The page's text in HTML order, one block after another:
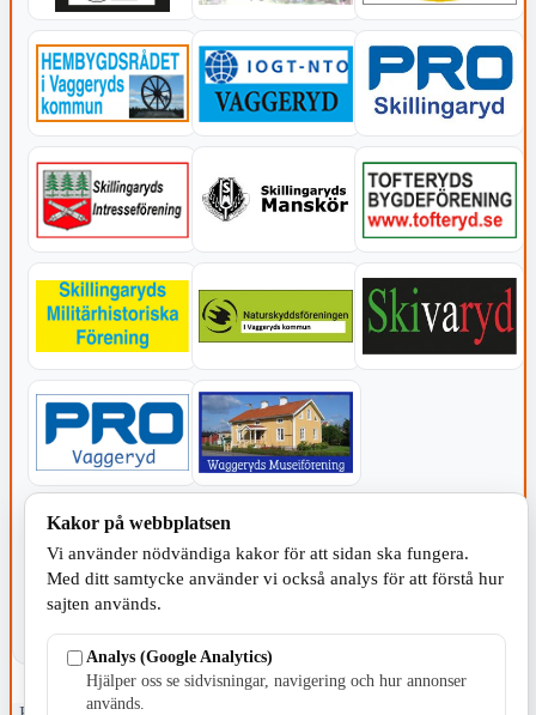
KOMMUNEN
Kakor på webbplatsen
Vi använder nödvändiga kakor för att sidan ska fungera.
Med ditt samtycke använder vi också analys för att förstå hur
sajten används.
Analys (Google Analytics)
Hjälper oss se sidvisningar, navigering och hur annonser
används.